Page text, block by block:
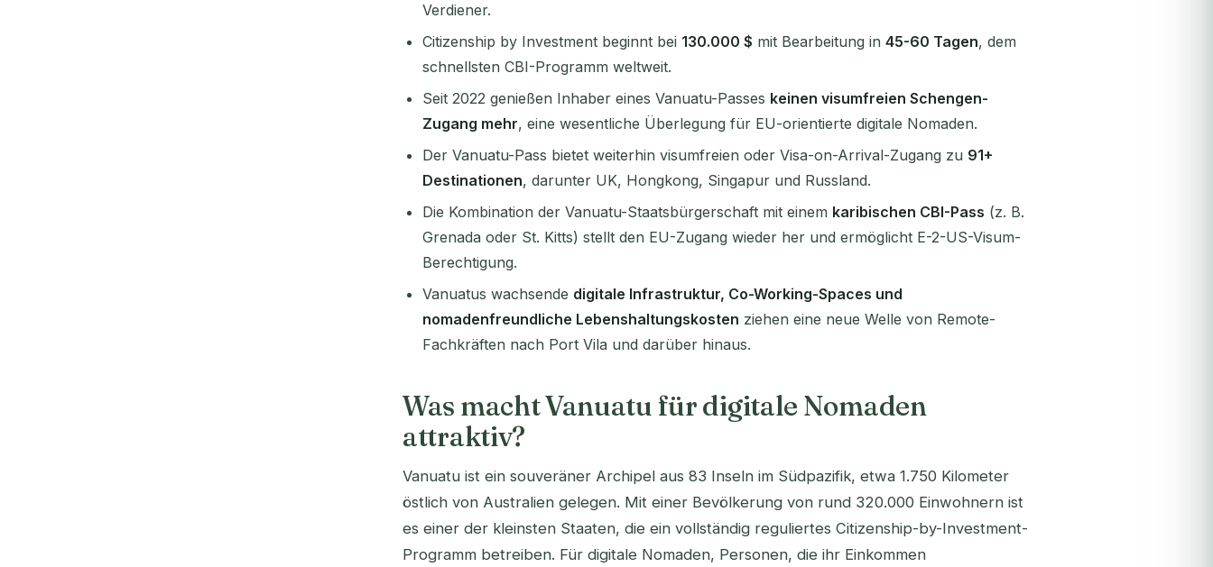
Verdiener.
Citizenship by Investment beginnt bei 130.000 $ mit Bearbeitung in 45-60 Tagen, dem
schnellsten CBI-Programm weltweit.
Seit 2022 genießen Inhaber eines Vanuatu-Passes keinen visumfreien Schengen-
Zugang mehr, eine wesentliche Überlegung für EU-orientierte digitale Nomaden.
Der Vanuatu-Pass bietet weiterhin visumfreien oder Visa-on-Arrival-Zugang zu 91+
Destinationen, darunter UK, Hongkong, Singapur und Russland.
Die Kombination der Vanuatu-Staatsbürgerschaft mit einem karibischen CBI-Pass (z. B.
Grenada oder St. Kitts) stellt den EU-Zugang wieder her und ermöglicht E-2-US-Visum-
Berechtigung.
Vanuatus wachsende digitale Infrastruktur, Co-Working-Spaces und
nomadenfreundliche Lebenshaltungskosten ziehen eine neue Welle von Remote-
Fachkräften nach Port Vila und darüber hinaus.
Was macht Vanuatu für digitale Nomaden
attraktiv?
Vanuatu ist ein souveräner Archipel aus 83 Inseln im Südpazifik, etwa 1.750 Kilometer
östlich von Australien gelegen. Mit einer Bevölkerung von rund 320.000 Einwohnern ist
es einer der kleinsten Staaten, die ein vollständig reguliertes Citizenship-by-Investment-
Programm betreiben. Für digitale Nomaden, Personen, die ihr Einkommen